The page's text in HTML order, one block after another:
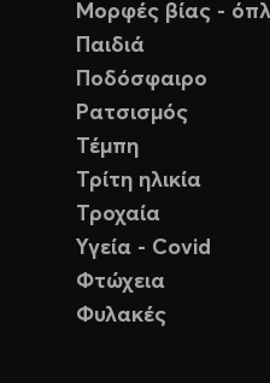
Μορφές βίας -
Παιδιά
Ποδόσφαιρο
Ρατσισμός
Τέμπη
Τρίτη ηλικία
Τροχαία
Υγεία - Covid
Φτώχεια
Φυλακές